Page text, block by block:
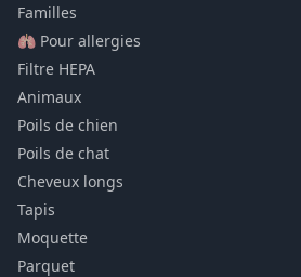
Familles
🫁 Pour allergies
Filtre HEPA
Animaux
Poils de chien
Poils de chat
Cheveux longs
Tapis
Moquette
Parquet